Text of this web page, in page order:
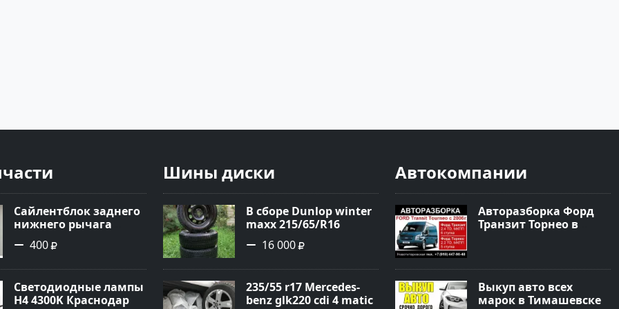
Сайлентблок заднего
нижнего рычага
HONDA Краснодар
400
Светодиодные лампы
H4 4300K Краснодар
Шины диски
В сборе Dunlop winter
maxx 215/65/R16
16 000
235/55 r17 Mercedes-
benz glk220 cdi 4 matic
Автокомпании
Авторазборка Форд
Транзит Торнео в
Выкуп авто всех
марок в Тимашевске